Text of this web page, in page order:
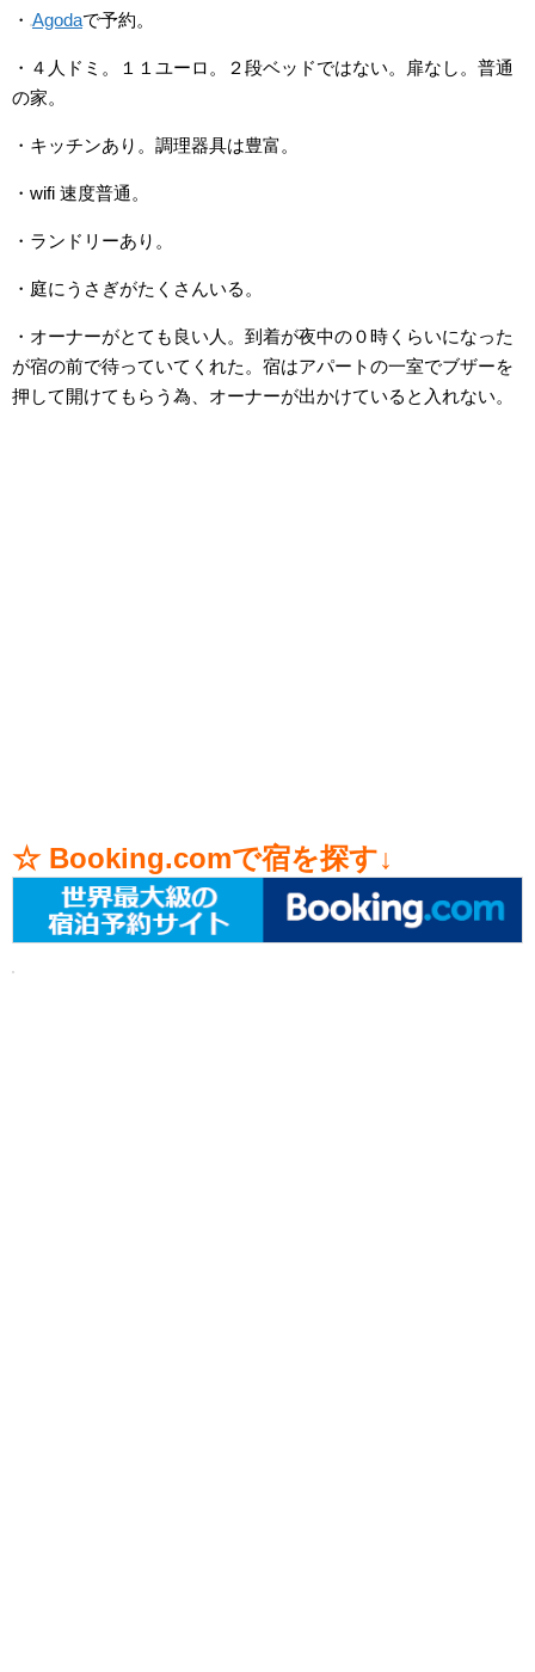
・ Agodaで予約。
・４人ドミ。１１ユーロ。２段ベッドではない。扉なし。普通
の家。
・キッチンあり。調理器具は豊富。
・wifi 速度普通。
・ランドリーあり。
・庭にうさぎがたくさんいる。
・オーナーがとても良い人。到着が夜中の０時くらいになった
が宿の前で待っていてくれた。宿はアパートの一室でブザーを
押して開けてもらう為、オーナーが出かけていると入れない。
☆ Booking.comで宿を探す↓